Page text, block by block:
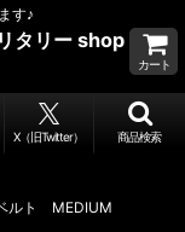
す♪
タリー shop
カート
X（旧Twitter） 商品検索
ルト MEDIUM